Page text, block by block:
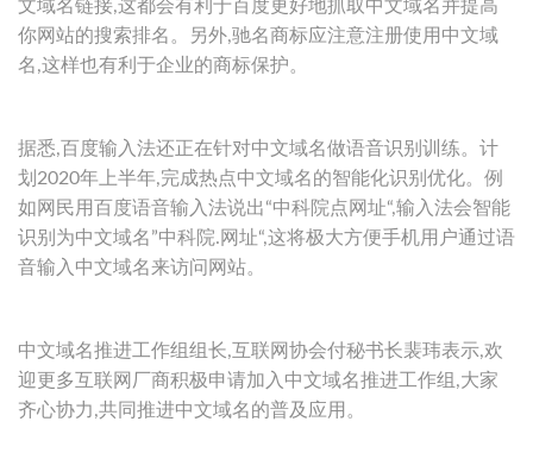
文域名链接,这都会有利于百度更好地抓取中文域名并提高
你网站的搜索排名。另外,驰名商标应注意注册使用中文域
名,这样也有利于企业的商标保护。
据悉,百度输入法还正在针对中文域名做语音识别训练。计
划2020年上半年,完成热点中文域名的智能化识别优化。例
如网民用百度语音输入法说出“中科院点网址“,输入法会智能
识别为中文域名”中科院.网址“,这将极大方便手机用户通过语
音输入中文域名来访问网站。
中文域名推进工作组组长,互联网协会付秘书长裴玮表示,欢
迎更多互联网厂商积极申请加入中文域名推进工作组,大家
齐心协力,共同推进中文域名的普及应用。